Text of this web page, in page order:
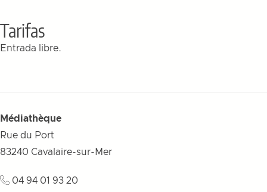
Tarifas
Entrada libre.
Médiathèque
Rue du Port
83240 Cavalaire-sur-Mer
04 94 01 93 20